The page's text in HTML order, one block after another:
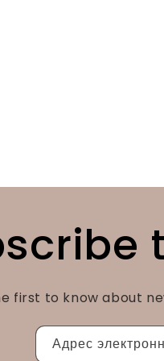
first to know about
Адрес